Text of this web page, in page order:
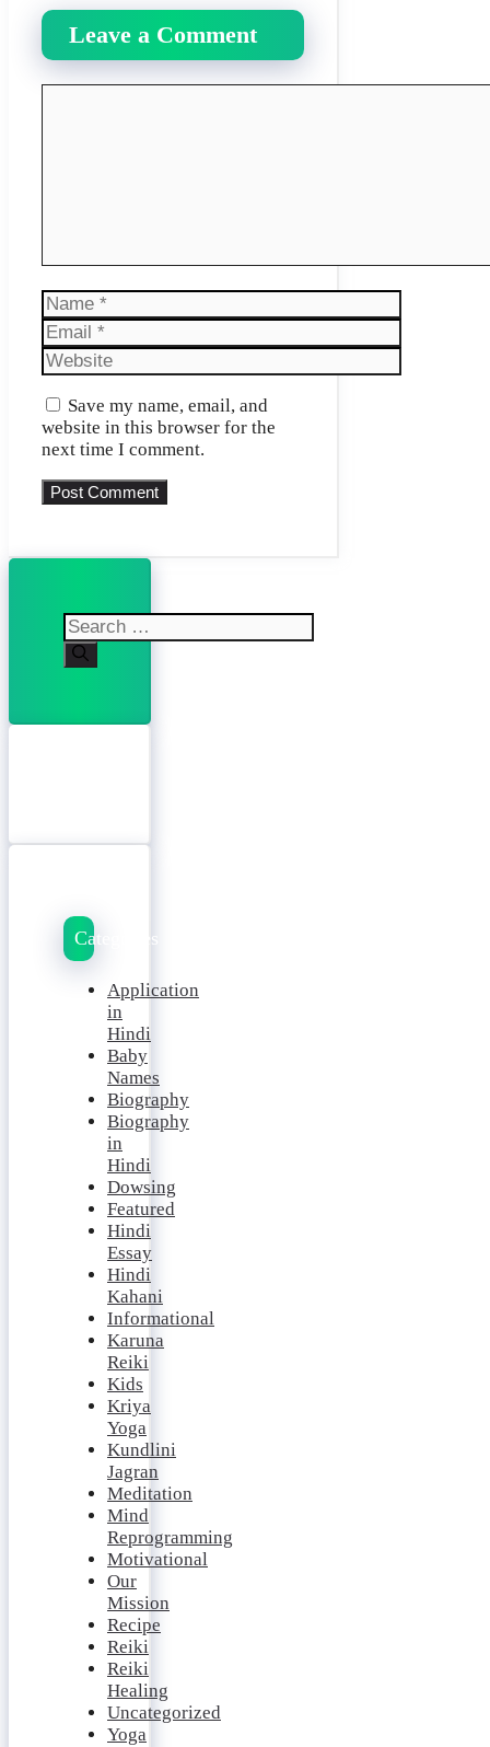
Leave a Comment
Name
Email
Website
Save my name, email, and
website in this browser for the
next time I comment.
Search
for:
Categories
Application
in
Hindi
Baby
Names
Biography
Biography
in
Hindi
Dowsing
Featured
Hindi
Essay
Hindi
Kahani
Informational
Karuna
Reiki
Kids
Kriya
Yoga
Kundlini
Jagran
Meditation
Mind
Reprogramming
Motivational
Our
Mission
Recipe
Reiki
Reiki
Healing
Uncategorized
Yoga